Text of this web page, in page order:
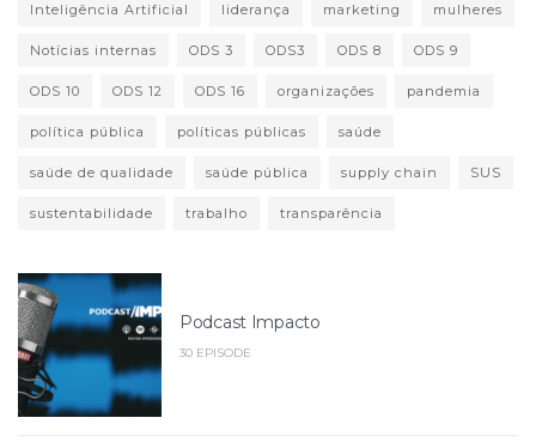
Inteligência Artificial liderança marketing mulheres
Notícias internas ODS 3 ODS3 ODS 8 ODS 9
ODS 10 ODS 12 ODS 16 organizações pandemia
política pública políticas públicas saúde
saúde de qualidade saúde pública supply chain SUS
sustentabilidade trabalho transparência
Podcast Impacto
30 EPISODE